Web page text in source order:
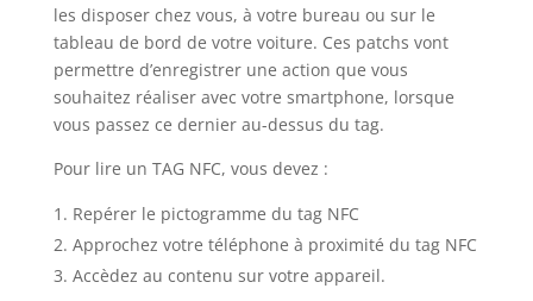
les disposer chez vous, à votre bureau ou sur le
tableau de bord de votre voiture. Ces patchs vont
permettre d’enregistrer une action que vous
souhaitez réaliser avec votre smartphone, lorsque
vous passez ce dernier au-dessus du tag.
Pour lire un TAG NFC, vous devez :
Repérer le pictogramme du tag NFC
Approchez votre téléphone à proximité du tag NFC
Accèdez au contenu sur votre appareil.